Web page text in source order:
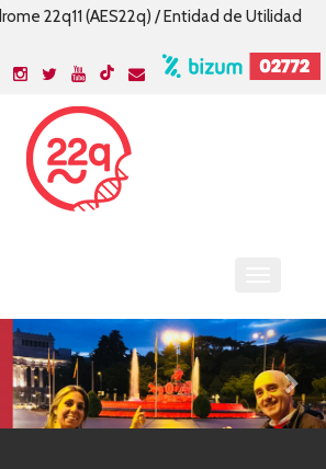
22q11 (AES22q) / Entidad de Utilidad